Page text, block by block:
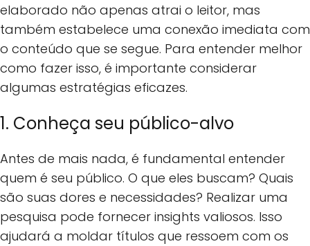
elaborado não apenas atrai o leitor, mas
também estabelece uma conexão imediata com
o conteúdo que se segue. Para entender melhor
como fazer isso, é importante considerar
algumas estratégias eficazes.
1. Conheça seu público-alvo
Antes de mais nada, é fundamental entender
quem é seu público. O que eles buscam? Quais
são suas dores e necessidades? Realizar uma
pesquisa pode fornecer insights valiosos. Isso
ajudará a moldar títulos que ressoem com os